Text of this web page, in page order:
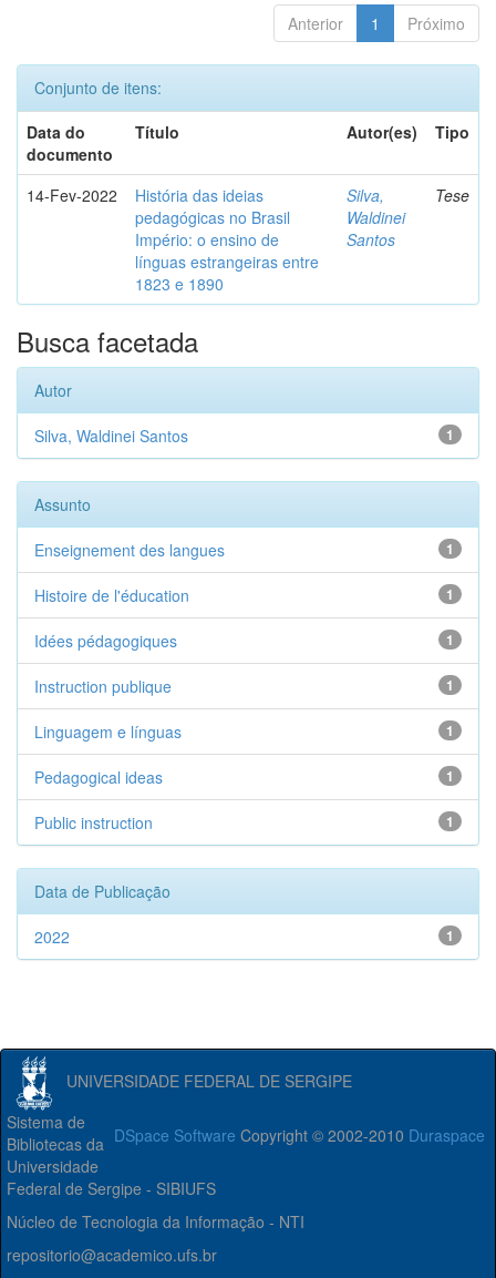
Anterior 1 Próximo
Conjunto de itens:
Data do
documento
Título Autor(es) Tipo
14-Fev-2022
História das ideias
pedagógicas no Brasil
Império: o ensino de
línguas estrangeiras entre
1823 e 1890
Silva,
Waldinei
Santos
Tese
Busca facetada
Autor
1
Silva, Waldinei Santos
Assunto
1
Enseignement des langues
1
Histoire de l'éducation
1
Idées pédagogiques
1
Instruction publique
1
Linguagem e línguas
1
Pedagogical ideas
1
Public instruction
Data de Publicação
1
2022
UNIVERSIDADE FEDERAL DE SERGIPE
DSpace Software Copyright © 2002-2010 Duraspace
Sistema de
Bibliotecas da
Universidade
Federal de Sergipe - SIBIUFS
Núcleo de Tecnologia da Informação - NTI
repositorio@academico.ufs.br